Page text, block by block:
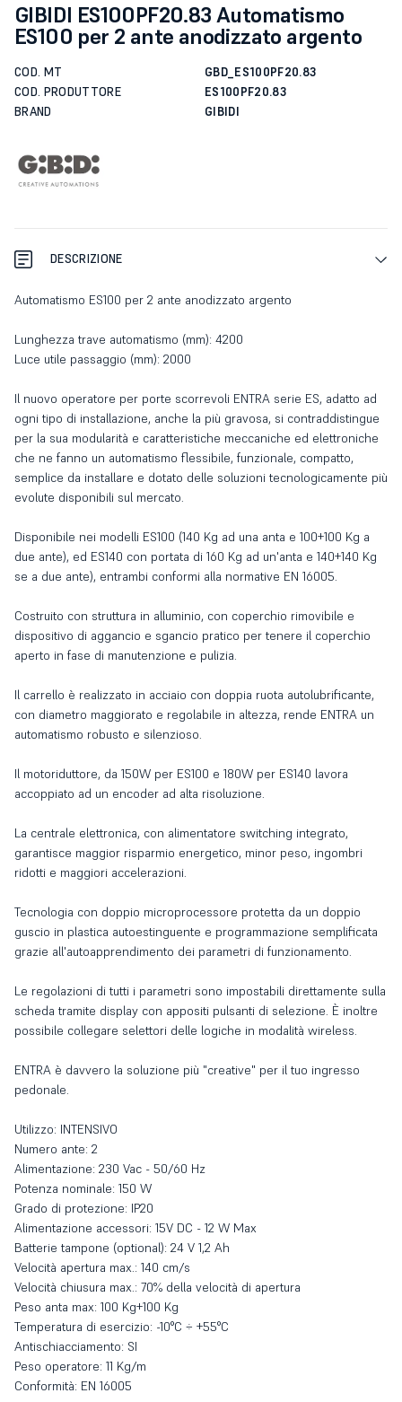
GIBIDI ES100PF20.83 Automatismo
ES100 per 2 ante anodizzato argento
COD. MT
GBD_ES100PF20.83
COD. PRODUTTORE
ES100PF20.83
BRAND
GIBIDI
DESCRIZIONE
Automatismo ES100 per 2 ante anodizzato argento
Lunghezza trave automatismo (mm): 4200
Luce utile passaggio (mm): 2000
Il nuovo operatore per porte scorrevoli ENTRA serie ES, adatto ad
ogni tipo di installazione, anche la più gravosa, si contraddistingue
per la sua modularità e caratteristiche meccaniche ed elettroniche
che ne fanno un automatismo flessibile, funzionale, compatto,
semplice da installare e dotato delle soluzioni tecnologicamente più
evolute disponibili sul mercato.
Disponibile nei modelli ES100 (140 Kg ad una anta e 100+100 Kg a
due ante), ed ES140 con portata di 160 Kg ad un'anta e 140+140 Kg
se a due ante), entrambi conformi alla normative EN 16005.
Costruito con struttura in alluminio, con coperchio rimovibile e
dispositivo di aggancio e sgancio pratico per tenere il coperchio
aperto in fase di manutenzione e pulizia.
Il carrello è realizzato in acciaio con doppia ruota autolubrificante,
con diametro maggiorato e regolabile in altezza, rende ENTRA un
automatismo robusto e silenzioso.
Il motoriduttore, da 150W per ES100 e 180W per ES140 lavora
accoppiato ad un encoder ad alta risoluzione.
La centrale elettronica, con alimentatore switching integrato,
garantisce maggior risparmio energetico, minor peso, ingombri
ridotti e maggiori accelerazioni.
Tecnologia con doppio microprocessore protetta da un doppio
guscio in plastica autoestinguente e programmazione semplificata
grazie all'autoapprendimento dei parametri di funzionamento.
Le regolazioni di tutti i parametri sono impostabili direttamente sulla
scheda tramite display con appositi pulsanti di selezione. È inoltre
possibile collegare selettori delle logiche in modalità wireless.
ENTRA è davvero la soluzione più "creative" per il tuo ingresso
pedonale.
Utilizzo: INTENSIVO
Numero ante: 2
Alimentazione: 230 Vac - 50/60 Hz
Potenza nominale: 150 W
Grado di protezione: IP20
Alimentazione accessori: 15V DC - 12 W Max
Batterie tampone (optional): 24 V 1,2 Ah
Velocità apertura max.: 140 cm/s
Velocità chiusura max.: 70% della velocità di apertura
Peso anta max: 100 Kg+100 Kg
Temperatura di esercizio: -10°C ÷ +55°C
Antischiacciamento: SI
Peso operatore: 11 Kg/m
Conformità: EN 16005